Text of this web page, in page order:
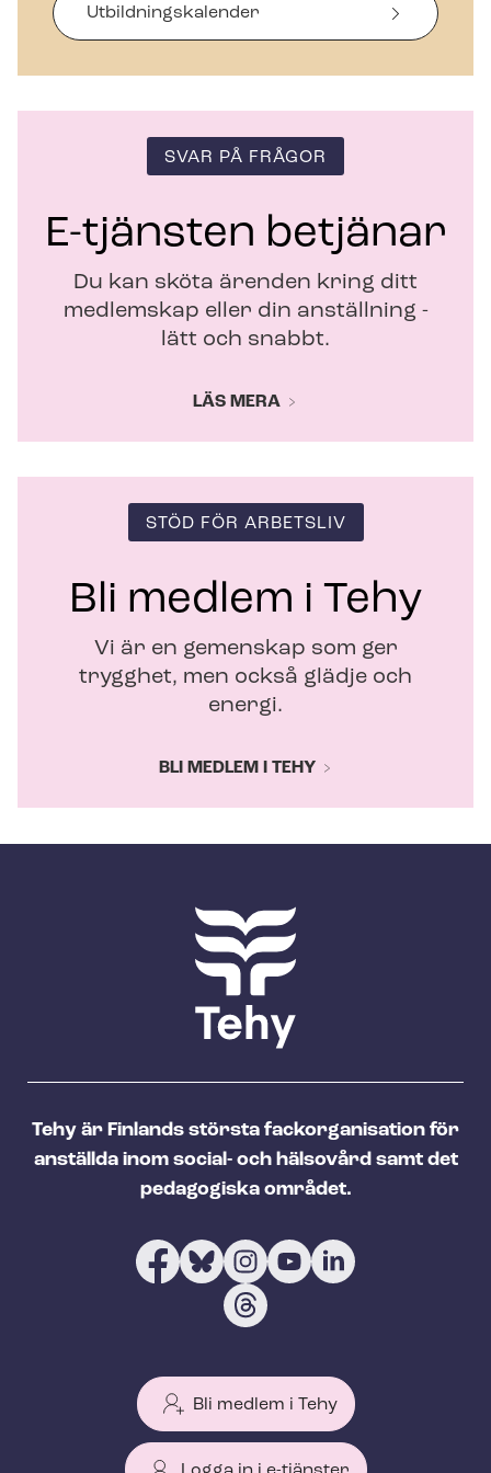
i
t
e
r
Ut­bild­nings­ka­len­der
SVAR PÅ FRÅGOR
E-tjänsten betjänar
Du kan sköta ärenden kring ditt
medlemskap eller din anställning -
lätt och snabbt.
LÄS MERA
STÖD FÖR ARBETSLIV
Bli medlem i Tehy
Vi är en gemenskap som ger
trygghet, men också glädje och
energi.
BLI MEDLEM I TEHY
Tehy är Finlands största fackorganisation för
anställda inom social- och hälsovård samt det
pedagogiska området.
Bli medlem i Tehy